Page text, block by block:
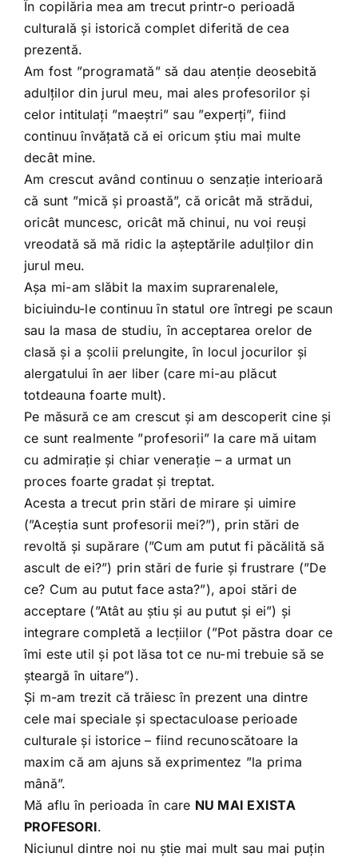
Shop
Iubim fructele
În copilăria mea am trecut printr-o perioadă
culturală și istorică complet diferită de cea
prezentă.
Am fost ”programată” să dau atenție deosebită
adulților din jurul meu, mai ales profesorilor și
celor intitulați ”maeștri” sau ”experți”, fiind
continuu învățată că ei oricum știu mai multe
decât mine.
Am crescut având continuu o senzație interioară
că sunt ”mică și proastă”, că oricât mă strădui,
oricât muncesc, oricât mă chinui, nu voi reuși
vreodată să mă ridic la așteptările adulților din
jurul meu.
Așa mi-am slăbit la maxim suprarenalele,
biciuindu-le continuu în statul ore întregi pe scaun
sau la masa de studiu, în acceptarea orelor de
clasă și a școlii prelungite, în locul jocurilor și
alergatului în aer liber (care mi-au plăcut
totdeauna foarte mult).
Pe măsură ce am crescut și am descoperit cine și
ce sunt realmente ”profesorii” la care mă uitam
cu admirație și chiar venerație – a urmat un
proces foarte gradat și treptat.
Acesta a trecut prin stări de mirare și uimire
(”Aceștia sunt profesorii mei?”), prin stări de
revoltă și supărare (”Cum am putut fi păcălită să
ascult de ei?”) prin stări de furie și frustrare (”De
ce? Cum au putut face asta?”), apoi stări de
acceptare (”Atât au știu și au putut și ei”) și
integrare completă a lecțiilor (”Pot păstra doar ce
îmi este util și pot lăsa tot ce nu-mi trebuie să se
șteargă în uitare”).
Și m-am trezit că trăiesc în prezent una dintre
cele mai speciale și spectaculoase perioade
culturale și istorice – fiind recunoscătoare la
maxim că am ajuns să exprimentez ”la prima
mână”.
Mă aflu în perioada în care NU MAI EXISTA
PROFESORI.
Niciunul dintre noi nu știe mai mult sau mai puțin